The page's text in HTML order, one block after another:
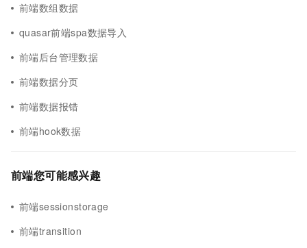
前端数组数据
quasar前端spa数据导入
前端后台管理数据
前端数据分页
前端数据报错
前端hook数据
前端您可能感兴趣
前端sessionstorage
前端transition